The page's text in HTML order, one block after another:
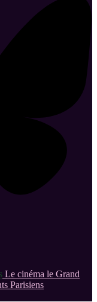
Le cinéma le Grand
Parisiens